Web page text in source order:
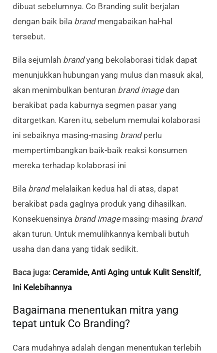
dibuat sebelumnya. Co Branding sulit berjalan
dengan baik bila brandmengabaikan hal-hal
tersebut.
Bila sejumlah brandyang bekolaborasi tidak dapat
menunjukkan hubungan yang mulus dan masuk akal,
akan menimbulkan benturan brand imagedan
berakibat pada kaburnya segmen pasar yang
ditargetkan. Karen itu, sebelum memulai kolaborasi
ini sebaiknya masing-masing brandperlu
mempertimbangkan baik-baik reaksi konsumen
mereka terhadap kolaborasi ini
Bila brandmelalaikan kedua hal di atas, dapat
berakibat pada gaglnya produk yang dihasilkan.
Konsekuensinya brand imagemasing-masing brand
akan turun. Untuk memulihkannya kembali butuh
usaha dan dana yang tidak sedikit.
Baca juga: Ceramide, Anti Aging untuk Kulit Sensitif,
Ini Kelebihannya
Bagaimana menentukan mitra yang
tepat untuk Co Branding?
Cara mudahnya adalah dengan menentukan terlebih